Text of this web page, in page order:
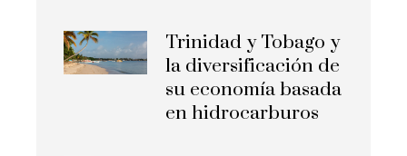
Trinidad y Tobago y
la diversificación de
su economía basada
en hidrocarburos